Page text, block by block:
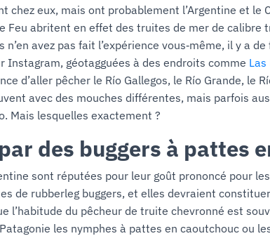
chez eux, mais ont probablement l’Argentine et
Feu abritent en effet des truites de mer de
n’en avez pas fait l’expérience vous‑même, il y a
Instagram, géotagguées à des endroits comme
d’aller pêcher le Río Gallegos, le Río Grande,
avec des mouches différentes, mais parfois
Mais lesquelles exactement ?
des buggers à pattes
sont réputées pour leur goût prononcé pour
de rubberleg buggers, et elles devraient
l’habitude du pêcheur de truite chevronné est
les nymphes à pattes en caoutchouc ou